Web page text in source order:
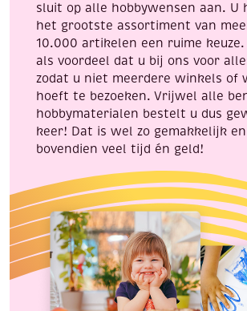
sluit op alle hobbywensen aan. U
het grootste assortiment van
10.000 artikelen een ruime
als voordeel dat u bij ons voor
zodat u niet meerdere winkels of
hoeft te bezoeken. Vrijwel alle
hobbymaterialen bestelt u dus
keer! Dat is wel zo gemakkelijk
bovendien veel tijd én geld!